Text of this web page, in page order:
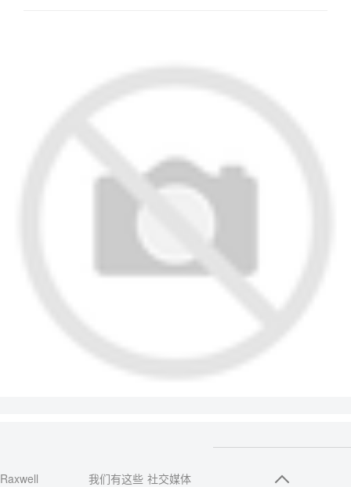
Raxwell 我们有这些 社交媒体